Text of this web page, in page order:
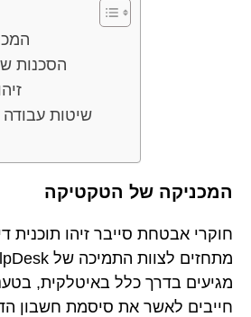
הסכנות
שיטות
המכניקה של הטקטיקה
חוקרי אבטחת סייבר זיהו תוכנית
מגיעים בדרך כלל באיטלקית,
חייבים לאשר את סיסמת חשבון